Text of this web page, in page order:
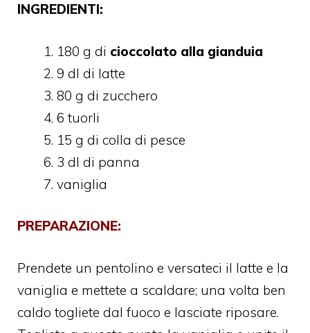
INGREDIENTI:
180 g di cioccolato alla gianduia
9 dl di latte
80 g di zucchero
6 tuorli
15 g di colla di pesce
3 dl di panna
vaniglia
PREPARAZIONE:
Prendete un pentolino e versateci il latte e la
vaniglia e mettete a scaldare; una volta ben
caldo togliete dal fuoco e lasciate riposare.